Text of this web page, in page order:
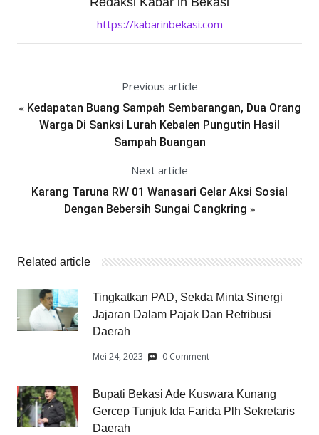
https://kabarinbekasi.com
Previous article
« Kedapatan Buang Sampah Sembarangan, Dua Orang
Warga Di Sanksi Lurah Kebalen Pungutin Hasil
Sampah Buangan
Next article
Karang Taruna RW 01 Wanasari Gelar Aksi Sosial
Dengan Bebersih Sungai Cangkring »
Related article
Tingkatkan PAD, Sekda Minta Sinergi
Jajaran Dalam Pajak Dan Retribusi
Daerah
Mei 24, 2023 0 Comment
Bupati Bekasi Ade Kuswara Kunang
Gercep Tunjuk Ida Farida Plh Sekretaris
Daerah